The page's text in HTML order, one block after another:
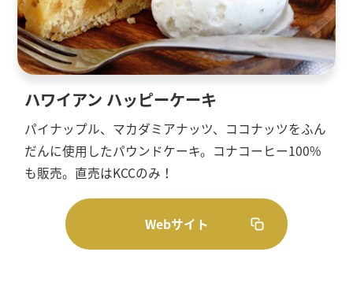
ハワイアン ハッピーケーキ
パイナップル、マカダミアナッツ、ココナッツをふん
だんに使用したパウンドケーキ。コナコーヒー100%
も販売。直売はKCCのみ！
Webサイト